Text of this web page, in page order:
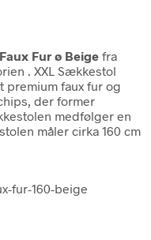
Fur ø Beige fra
. XXL Sækkestol
faux fur og
der former
medfølger en
måler cirka 160 cm
fur-160-beige